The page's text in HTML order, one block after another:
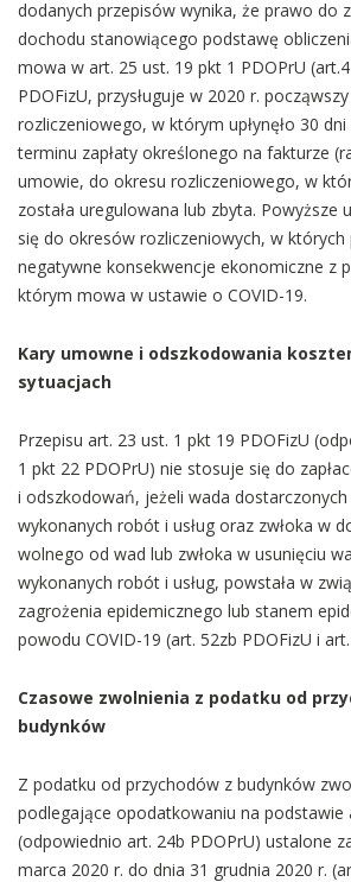
dodanych przepisów wynika, że prawo do
dochodu stanowiącego podstawę
mowa w art. 25 ust. 19 pkt 1 PDOPrU
PDOFizU, przysługuje w 2020 r.
rozliczeniowego, w którym upłynęło 30 dni
terminu zapłaty określonego na fakturze
umowie, do okresu rozliczeniowego, w
została uregulowana lub zbyta. Powyższe
się do okresów rozliczeniowych, w których
negatywne konsekwencje ekonomiczne z
którym mowa w ustawie o COVID-19.
Kary umowne i odszkodowania
sytuacjach
Przepisu art. 23 ust. 1 pkt 19 PDOFizU
1 pkt 22 PDOPrU) nie stosuje się do
i odszkodowań, jeżeli wada
wykonanych robót i usług oraz zwłoka w
wolnego od wad lub zwłoka w usunięciu
wykonanych robót i usług, powstała w
zagrożenia epidemicznego lub stanem
powodu COVID-19 (art. 52zb PDOFizU i
Czasowe zwolnienia z podatku od
budynków
Z podatku od przychodów z budynków
podlegające opodatkowaniu na podstawie
(odpowiednio art. 24b PDOPrU) ustalone
marca 2020 r. do dnia 31 grudnia 2020 r.